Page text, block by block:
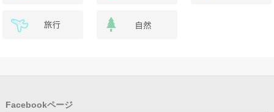
Facebookページ